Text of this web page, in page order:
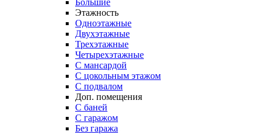
Большие
Этажность
Одноэтажные
Двухэтажные
Трехэтажные
Четырехэтажные
С мансардой
С цокольным этажом
С подвалом
Доп. помещения
С баней
С гаражом
Без гаража